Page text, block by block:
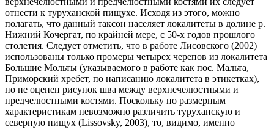
отнести к туруханской пищухе. Исходя из этого, можно
полагать, что данный таксон населяет локалитеты в долине р.
Нижний Кочергат, по крайней мере, с 50-х годов прошлого
столетия. Следует отметить, что в работе Лисовского (2002)
использованы только промеры четырех черепов из локалитета
Большие Мольты (указываемого в работе как пос. Мальта,
Приморский хребет, по написанию локалитета в этикетках),
но не оценен рисунок шва между верхнечелюстными и
предчелюстными костями. Поскольку по размерным
характеристикам невозможно различить туруханскую и
северную пищух (Lissovsky, 2003), то, видимо, именно